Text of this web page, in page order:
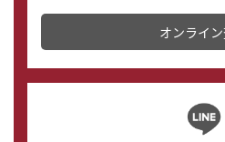
かります。
オンライ